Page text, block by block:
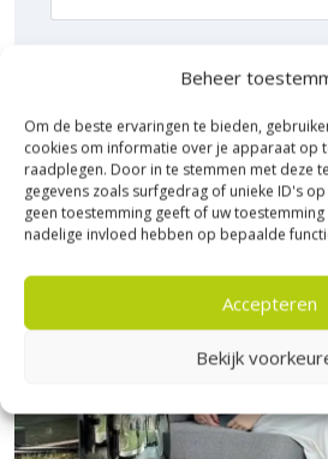
Beheer
Om de beste ervaringen te bieden,
cookies om informatie over je apparaat op
raadplegen. Door in te stemmen met deze
gegevens zoals surfgedrag of unieke ID's
geen toestemming geeft of uw
nadelige invloed hebben op bepaalde
Accepteren
Bekijk